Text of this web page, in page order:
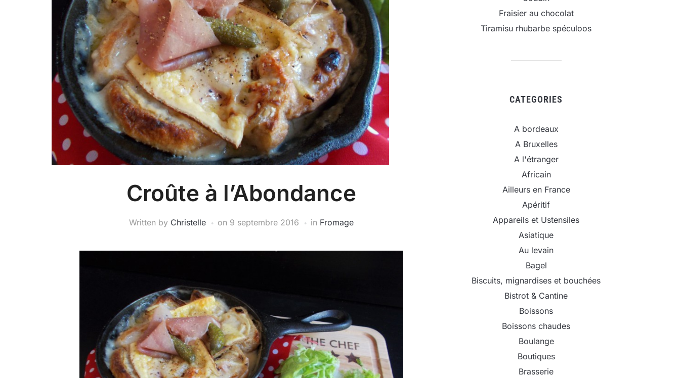
Croûte à l’Abondance
Written by Christelle on 9 septembre 2016 in Fromage
Fraisier au chocolat
Tiramisu rhubarbe spéculoos
CATEGORIES
A bordeaux
A Bruxelles
A l'étranger
Africain
Ailleurs en France
Apéritif
Appareils et Ustensiles
Asiatique
Au levain
Bagel
Biscuits, mignardises et bouchées
Bistrot & Cantine
Boissons
Boissons chaudes
Boulange
Boutiques
Brasserie